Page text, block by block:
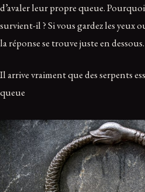
d’avaler leur propre queue.
survient-il ? Si vous gardez les yeux
la réponse se trouve juste en dessous.
Il arrive vraiment que des serpents
queue